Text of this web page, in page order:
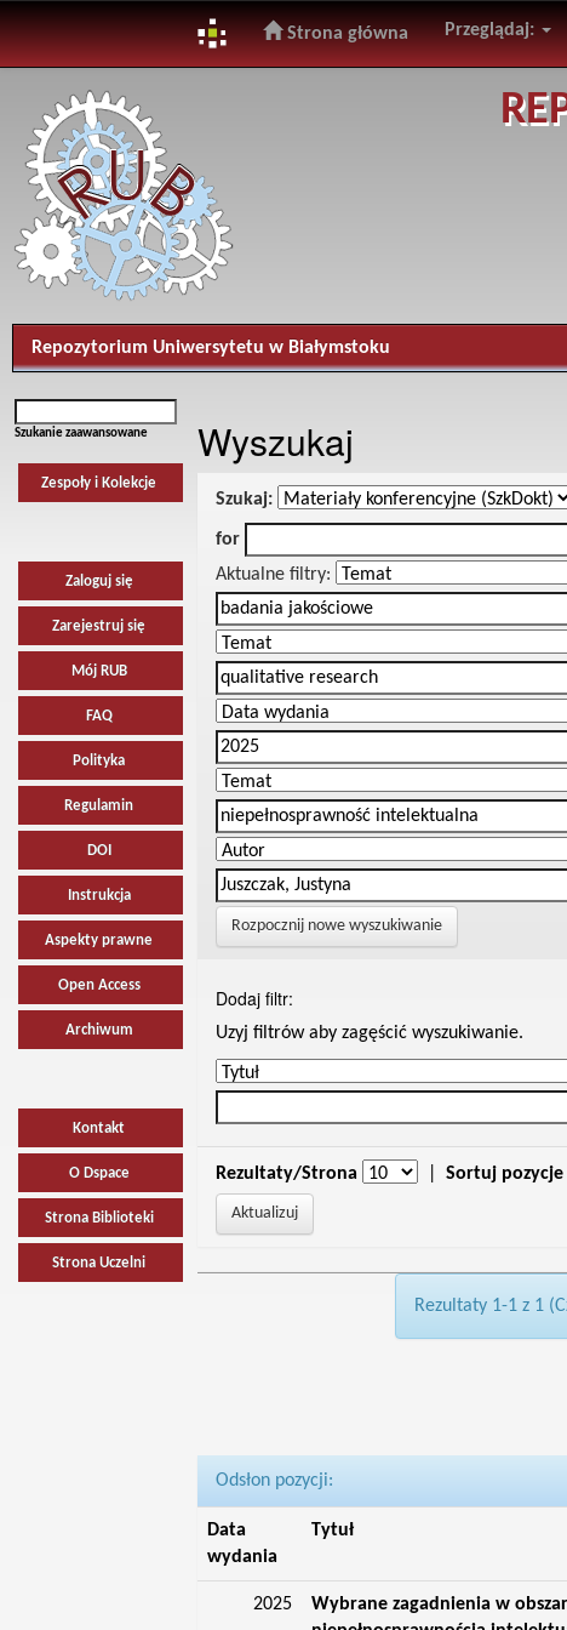
navigation
Strona główna Przeglądaj:
Repozytorium Uniwersytetu w Białymstoku
Szukanie zaawansowane
Zespoły i Kolekcje
Zaloguj się
Zarejestruj się
Mój RUB
FAQ
Polityka
Regulamin
DOI
Instrukcja
Aspekty prawne
Open Access
Archiwum
Kontakt
O Dspace
Strona Biblioteki
Strona Uczelni
Wyszukaj
Szukaj:
for
Aktualne filtry:
Rozpocznij nowe wyszukiwanie
Dodaj filtr:
Uzyj filtrów aby zagęścić wyszukiwanie.
Rezultaty/Strona Sortuj pozycje
Rezultaty 1-1 z 1
Odsłon pozycji:
Data
wydania
Tytuł
2025
Wybrane zagadnienia w